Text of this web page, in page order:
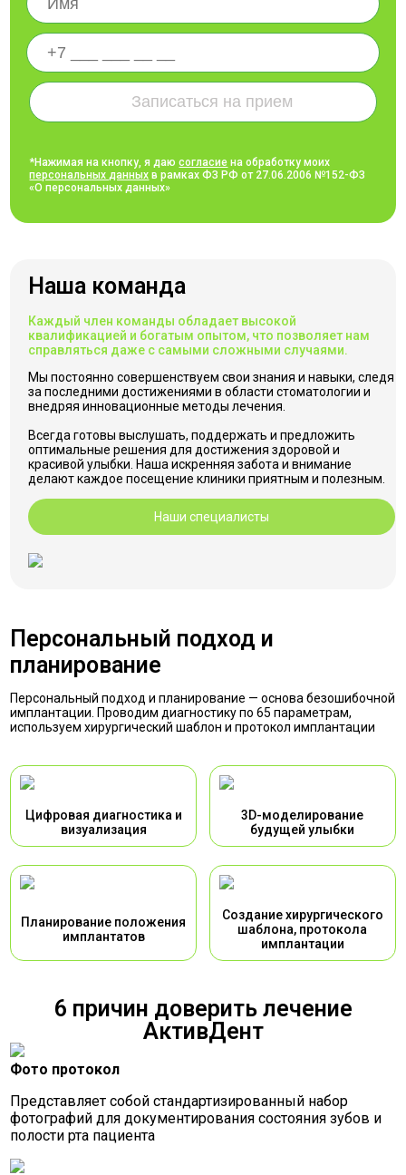
*Нажимая на кнопку, я даюсогласие на обработку моих
персональных данных в рамках ФЗ РФ от 27.06.2006 №152-ФЗ
«О персональных данных»
Наша команда
Каждый член команды обладает высокой
квалификацией и богатым опытом, что позволяет нам
справляться даже с самыми сложными случаями.
Мы постоянно совершенствуем свои знания и навыки, следя
за последними достижениями в области стоматологии и
внедряя инновационные методы лечения.
Всегда готовы выслушать, поддержать и предложить
оптимальные решения для достижения здоровой и
красивой улыбки. Наша искренняя забота и внимание
делают каждое посещение клиники приятным и полезным.
Наши специалисты
Персональный подход и
планирование
Персональный подход и планирование — основа безошибочной
имплантации. Проводим диагностику по 65 параметрам,
используем хирургический шаблон и протокол имплантации
Цифровая диагностика и
визуализация
3D-моделирование
будущей улыбки
Планирование положения
имплантатов
Создание хирургического
шаблона, протокола
имплантации
6 причин доверить лечение
АктивДент
Фото протокол
Представляет собой стандартизированный набор
фотографий для документирования состояния зубов и
полости рта пациента